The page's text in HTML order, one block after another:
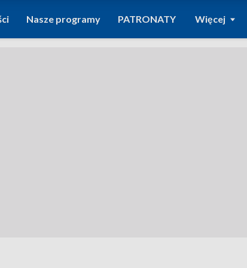
Nasze programy PATRONATY Więcej